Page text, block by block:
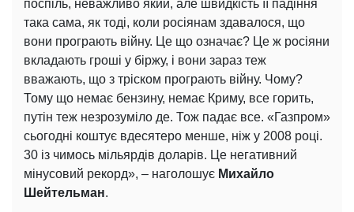
поспіль, неважливо який, але швидкість її падіння
така сама, як тоді, коли росіянам здавалося, що
вони програють війну. Це що означає? Це ж росіяни
вкладають гроші у біржу, і вони зараз теж
вважають, що з тріском програють війну. Чому?
Тому що немає бензину, немає Криму, все горить,
путін теж незрозуміло де. Тож падає все. «Газпром»
сьогодні коштує вдесятеро менше, ніж у 2008 році.
30 із чимось мільярдів доларів. Це негативний
мінусовий рекорд», – наголошує Михайло
Шейтельман.